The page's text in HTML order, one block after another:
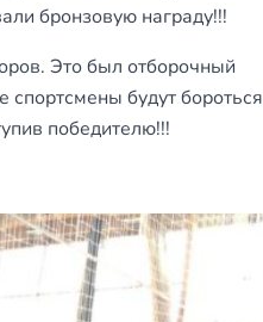
бронзовую награду!!!
Это был отборочный
спортсмены будут бороться
победителю!!!